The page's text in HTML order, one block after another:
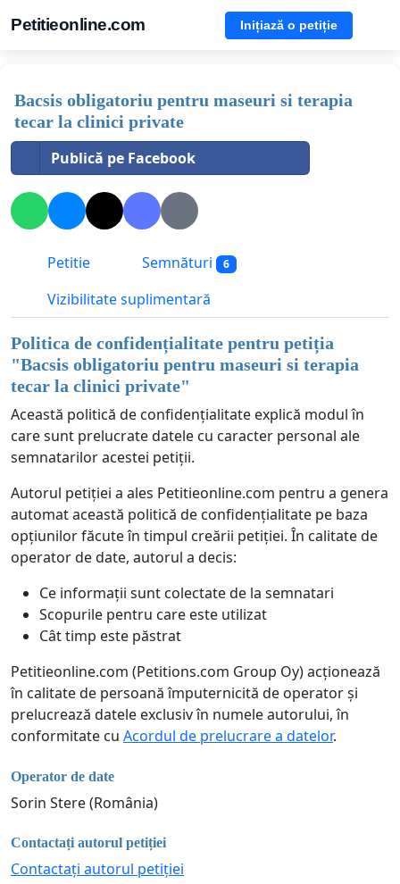
Petitieonline.com Inițiază o petiție
Bacsis obligatoriu pentru maseuri si terapia
tecar la clinici private
Publică pe Facebook
Petitie Semnături 6
Vizibilitate suplimentară
Politica de confidențialitate pentru petiția
"Bacsis obligatoriu pentru maseuri si terapia
tecar la clinici private"
Această politică de confidențialitate explică modul în
care sunt prelucrate datele cu caracter personal ale
semnatarilor acestei petiții.
Autorul petiției a ales Petitieonline.com pentru a genera
automat această politică de confidențialitate pe baza
opțiunilor făcute în timpul creării petiției. În calitate de
operator de date, autorul a decis:
Ce informații sunt colectate de la semnatari
Scopurile pentru care este utilizat
Cât timp este păstrat
Petitieonline.com (Petitions.com Group Oy) acționează
în calitate de persoană împuternicită de operator și
prelucrează datele exclusiv în numele autorului, în
conformitate cu Acordul de prelucrare a datelor.
Operator de date
Sorin Stere (România)
Contactați autorul petiției
Contactați autorul petiției